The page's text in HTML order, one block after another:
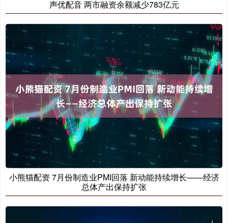
声优配音 两市融资余额减少783亿元
小熊猫配资 7月份制造业PMI回落 新动能持续增长——经济
总体产出保持扩张